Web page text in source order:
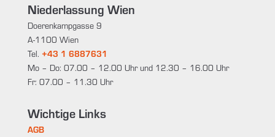
Niederlassung Wien
Doerenkampgasse 9
A-1100 Wien
Tel. +43 1 6887631
Mo – Do: 07.00 – 12.00 Uhr und 12.30 – 16.00 Uhr
Fr: 07.00 – 11.30 Uhr
Wichtige Links
AGB